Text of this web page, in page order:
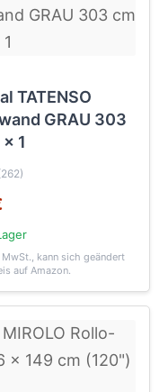
TATENSO
GRAU 303
1
kann sich geändert
auf Amazon.